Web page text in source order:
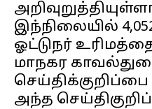
இந்நிலையில்
ஓட்டுநர்
மாநகர
செய்திக்குறிப்பை
அந்த